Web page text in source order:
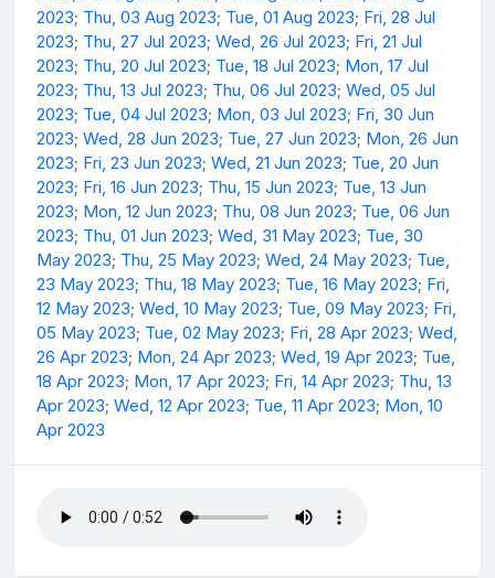
2023; Thu, 03 Aug 2023; Tue, 01 Aug 2023; Fri, 28 Jul
2023; Thu, 27 Jul 2023; Wed, 26 Jul 2023; Fri, 21 Jul
2023; Thu, 20 Jul 2023; Tue, 18 Jul 2023; Mon, 17 Jul
2023; Thu, 13 Jul 2023; Thu, 06 Jul 2023; Wed, 05 Jul
2023; Tue, 04 Jul 2023; Mon, 03 Jul 2023; Fri, 30 Jun
2023; Wed, 28 Jun 2023; Tue, 27 Jun 2023; Mon, 26 Jun
2023; Fri, 23 Jun 2023; Wed, 21 Jun 2023; Tue, 20 Jun
2023; Fri, 16 Jun 2023; Thu, 15 Jun 2023; Tue, 13 Jun
2023; Mon, 12 Jun 2023; Thu, 08 Jun 2023; Tue, 06 Jun
2023; Thu, 01 Jun 2023; Wed, 31 May 2023; Tue, 30
May 2023; Thu, 25 May 2023; Wed, 24 May 2023; Tue,
23 May 2023; Thu, 18 May 2023; Tue, 16 May 2023; Fri,
12 May 2023; Wed, 10 May 2023; Tue, 09 May 2023; Fri,
05 May 2023; Tue, 02 May 2023; Fri, 28 Apr 2023; Wed,
26 Apr 2023; Mon, 24 Apr 2023; Wed, 19 Apr 2023; Tue,
18 Apr 2023; Mon, 17 Apr 2023; Fri, 14 Apr 2023; Thu, 13
Apr 2023; Wed, 12 Apr 2023; Tue, 11 Apr 2023; Mon, 10
Apr 2023